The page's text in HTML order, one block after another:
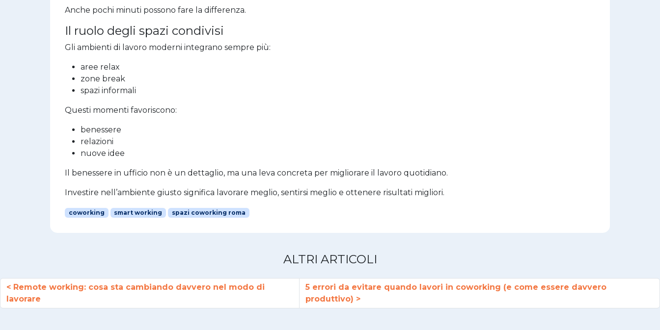
Anche pochi minuti possono fare la differenza.
Il ruolo degli spazi condivisi
Gli ambienti di lavoro moderni integrano sempre più:
aree relax
zone break
spazi informali
Questi momenti favoriscono:
benessere
relazioni
nuove idee
Il benessere in ufficio non è un dettaglio, ma una leva concreta per migliorare il lavoro quotidiano.
Investire nell’ambiente giusto significa lavorare meglio, sentirsi meglio e ottenere risultati migliori.
coworking smart working spazi coworking roma
ALTRI ARTICOLI
Remote working: cosa sta cambiando davvero nel modo di
lavorare
5 errori da evitare quando lavori in coworking (e come essere davvero
produttivo)